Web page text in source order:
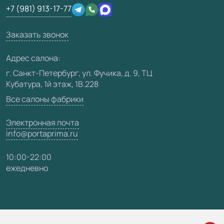
Юридическая информация
Производство
Медиацентр
Видео
Карта сайта
+7 (981) 913-17-77
Заказать звонок
Адрес салона:
г. Санкт-Петербург, ул. Фучика, д. 9, ТЦ
Кубатура, 1й этаж, 1В.228
Все салоны фабрики
Электронная почта
info@portaprima.ru
10:00-22:00
ежедневно